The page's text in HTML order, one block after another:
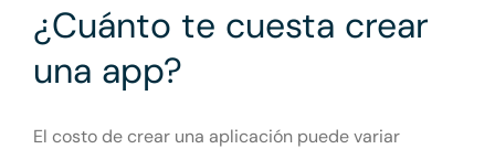
¿Cuánto te cuesta crear
una app?
El costo de crear una aplicación puede variar